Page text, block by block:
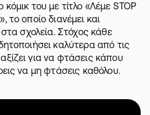
του με τίτλο «Λέμε STOP
το οποίο διανέμει και
στα σχολεία. Στόχος κάθε
καλύτερα από τις
για να φτάσεις κάπου
να μη φτάσεις καθόλου.